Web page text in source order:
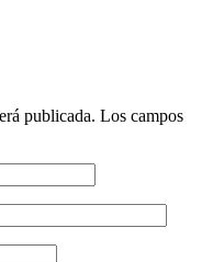
publicada. Los campos